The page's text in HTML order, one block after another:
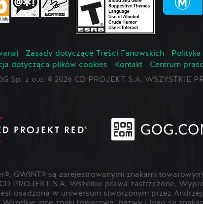
Zasady dotyczące Treści Fanowskich
dotycząca plików cookies
Kontakt
Centrum
Sp. z o.o. © 2026 CD PROJEKT S.A. WSZYSTKIE
GWINT® są zarejestrowanymi znakami
PROJEKT S.A. Wszelkie prawa zastrzeżone.
osadzona w uniwersum stworzonym przez